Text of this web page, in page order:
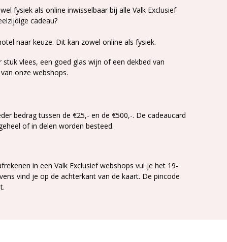
fysiek als online inwisselbaar bij alle Valk Exclusief
cadeau?
naar keuze. Dit kan zowel online als fysiek.
vlees, een goed glas wijn of een dekbed van
onze webshops.
bedrag tussen de €25,- en de €500,-. De cadeaucard
of in delen worden besteed.
in een Valk Exclusief webshops vul je het 19-
vind je op de achterkant van de kaart. De pincode